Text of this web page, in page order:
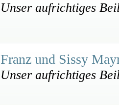
Unser aufrichtiges
Franz und Sissy
Unser aufrichtiges